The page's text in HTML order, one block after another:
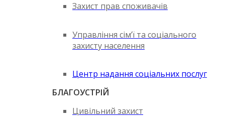
Захист прав споживачів
Управління сім’ї та соціального
захисту населення
Центр надання соціальних послуг
БЛАГОУСТРІЙ
Цивільний захист